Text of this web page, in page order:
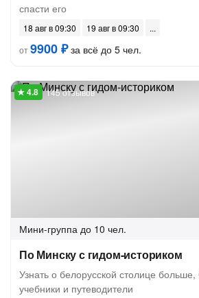
спасти его
18 авг в 09:30
19 авг в 09:30
от9900 ₽за всё до 5 чел.
145 отзывов
Мини-группа до 10 чел.
По Минску с гидом-историком
Узнать о белорусской столице
учебники и путеводители